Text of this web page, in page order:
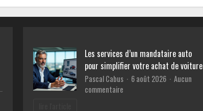
Les services d’un mandataire auto
pour simplifier votre achat de voiture
Pascal Cabus 6 août 2026
Aucun
commentaire